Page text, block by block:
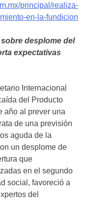
principal/realiza-
en-la-fundicion
desplome del
expectativas
Internacional
del Producto
año al prever una
de una previsión
aguda de la
un desplome de
que
en el segundo
social, favoreció a
del